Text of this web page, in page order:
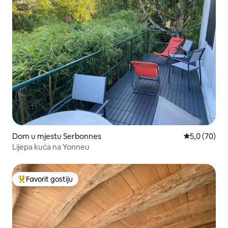
Dom u mjestu Serbonnes Prosječna
5,0 (70)
Lijepa kuća na Yonneu
Glavni favorit gostiju
Favorit gostiju